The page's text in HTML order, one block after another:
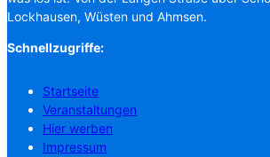
Lockhausen, Wüsten und Ahmsen.
Schnellzugriffe:
Startseite
Veranstaltungen
Hier werben
Impressum